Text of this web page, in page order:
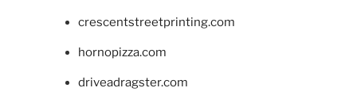
crescentstreetprinting.com
hornopizza.com
driveadragster.com